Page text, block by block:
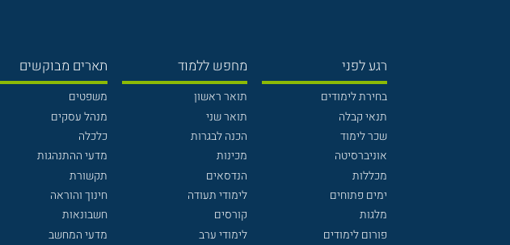
רגע לפני
בחירת לימודים
תנאי קבלה
שכר לימוד
אוניברסיטה
מכללות
ימים פתוחים
מלגות
פורום לימודים
מחפש ללמוד
תואר ראשון
תואר שני
הכנה לבגרות
מכינות
הנדסאים
לימודי תעודה
קורסים
לימודי ערב
תארים מבוקשים
משפטים
מנהל עסקים
כלכלה
מדעי ההתנהגות
תקשורת
חינוך והוראה
חשבונאות
מדעי המחשב